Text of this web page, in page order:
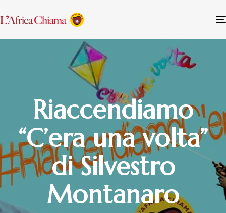
Riaccendiamo
“C’era una volta”
di Silvestro
Montanaro